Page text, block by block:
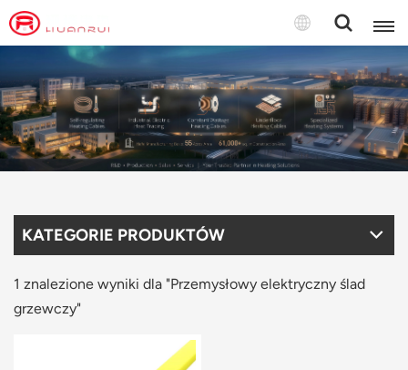
Polski
English
français
русский
italiano
KATEGORIE PRODUKTÓW
1 znalezione wyniki dla "Przemysłowy elektryczny ślad
grzewczy"